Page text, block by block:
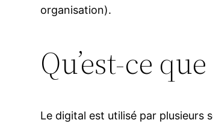
organisation).
Qu’est-ce
Le digital est utilisé par plusieurs